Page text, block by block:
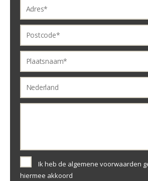
Ik heb de algemene voorwaarden
hiermee akkoord